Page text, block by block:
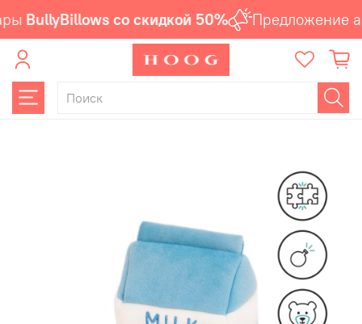
BullyBillows со скидкой 50% Предложение